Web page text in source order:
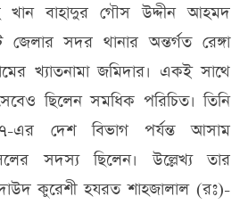
খান বাহাদুর গৌস উদ্দীন আহমদ
জেলার সদর থানার অন্তর্গত রেঙ্গা
খ্যাতনামা জমিদার। একই সাথে
ছিলেন সমধিক পরিচিত। তিনি
এর দেশ বিভাগ পর্যন্ত আসাম
সদস্য ছিলেন। উল্লেখ্য তার
কুরেশী হযরত শাহজালাল (রঃ)-